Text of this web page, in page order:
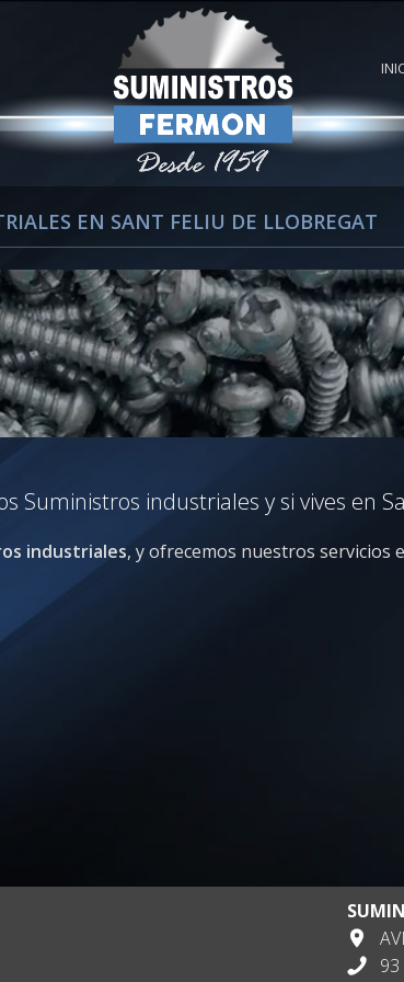
EN SANT FELIU DE LLOBREGAT
Suministros industriales y si vives en
industriales, y ofrecemos nuestros servicios